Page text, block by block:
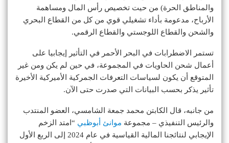
والمناطق الحرة) من حيت تخصيص رأس المال ومساهمة
الأرباح، مدعومة بأداء تشغيلي قوي من كل من القطاع البحري
والشحن والقطاع اللوجستي والقطاع الرقمي.
تستمر الاضطرابات في البحر الأحمر في التأثير إيجابيا على
أعمال شحن الحاويات في المجموعة، في حين لم يكن ومن غير
المتوقع أن يكون لسياسات التعرفات الجمركية الأميركية الأخيرة
تأثير يذكر بحسب البيانات التي صدرت حتى الآن.
من جانبه، قال الكابتن محمد جمعة الشامسي، العضو المنتدب
والرئيس التنفيذي – مجموعة موانئ أبوظبي “امتد الزخم
الإيجابي لنتائجنا المالية القياسية في عام 2024 إلى الربع الأول